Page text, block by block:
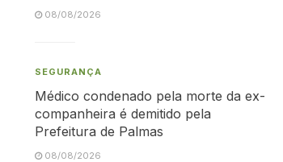
08/08/2026
SEGURANÇA
Médico condenado pela morte da ex-
companheira é demitido pela
Prefeitura de Palmas
08/08/2026